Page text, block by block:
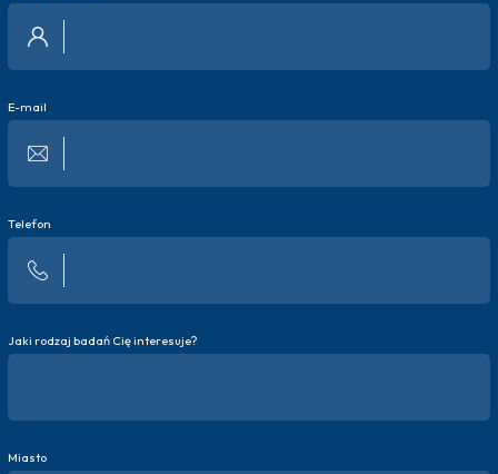
E-mail
Telefon
Jaki rodzaj badań Cię interesuje?
Miasto